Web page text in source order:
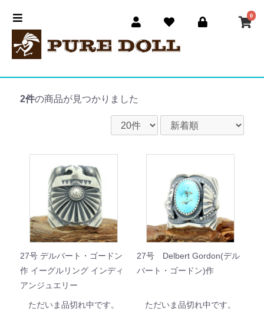
0
2件の商品が見つかりました
27号 デルバート・ゴードン
作 イーグルリング インディ
アンジュエリー
ただいま品切れ中です。
27号 Delbert Gordon(デル
バート・ゴードン)作
ただいま品切れ中です。